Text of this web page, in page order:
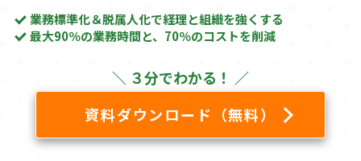
業務標準化＆脱属人化で経理と組織を強くする
最大90％の業務時間と、70％のコストを削減
＼ ３分でわかる！ ／
資料ダウンロード（無料）